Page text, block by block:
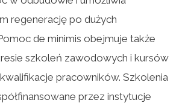
regenerację po dużych
de minimis obejmuje także
szkoleń zawodowych i kursów
pracowników. Szkolenia
przez instytucje